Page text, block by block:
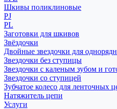
Шкивы поликлиновые
PJ
PL
Заготовки для шкивов
Звёздочки
Двойные звездочки для
Звездочки без ступицы
Звездочки с каленым зубом и
Звездочки со ступицей
Зубчатое колесо для ленточных
Натяжитель цепи
Услуги